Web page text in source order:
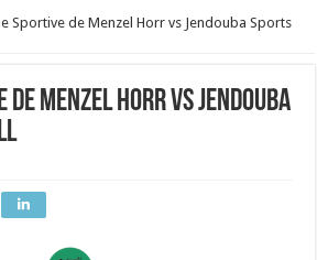
Sportive de Menzel Horr vs Jendouba Sports
Menzel Horr vs Jendouba